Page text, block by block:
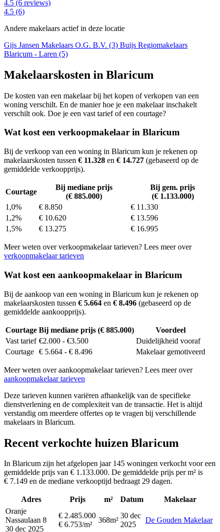
4.5 (6 reviews)
4.5 (6)
Andere makelaars actief in deze locatie
Gijs Jansen Makelaars O.G. B.V. (3) Buijs Regiomakelaars
Blaricum - Laren (5)
Makelaarskosten in Blaricum
De kosten van een makelaar bij het kopen of verkopen van een
woning verschilt. En de manier hoe je een makelaar inschakelt
verschilt ook. Doe je een vast tarief of een courtage?
Wat kost een verkoopmakelaar in Blaricum
Bij de verkoop van een woning in Blaricum kun je rekenen op
makelaarskosten tussen € 11.328 en € 14.727 (gebaseerd op de
gemiddelde verkoopprijs).
Courtage
Bij mediane prijs
(€ 885.000)
Bij gem. prijs
(€ 1.133.000)
1,0%
€ 8.850
€ 11.330
1,2%
€ 10.620
€ 13.596
1,5%
€ 13.275 € 16.995
Meer weten over verkoopmakelaar tarieven? Lees meer over
verkoopmakelaar tarieven
Wat kost een aankoopmakelaar in Blaricum
Bij de aankoop van een woning in Blaricum kun je rekenen op
makelaarskosten tussen € 5.664 en € 8.496 (gebaseerd op de
gemiddelde aankoopprijs).
Courtage Bij mediane prijs (€ 885.000)
Voordeel
Vast tarief €2.000 - €3.500
Duidelijkheid vooraf
Courtage € 5.664 - € 8.496 Makelaar gemotiveerd
Meer weten over aankoopmakelaar tarieven? Lees meer over
aankoopmakelaar tarieven
Deze tarieven kunnen variëren afhankelijk van de specifieke
dienstverlening en de complexiteit van de transactie. Het is altijd
verstandig om meerdere offertes op te vragen bij verschillende
makelaars in Blaricum.
Recent verkochte huizen Blaricum
In Blaricum zijn het afgelopen jaar 145 woningen verkocht voor een
gemiddelde prijs van € 1.133.000. De gemiddelde prijs per m² is
€ 7.149 en de mediane verkooptijd bedraagt 29 dagen.
Adres Prijs m² Datum
Makelaar
Oranje
Nassaulaan 8
30 dec 2025
€ 2.485.000
€ 6.753/m²
368m²
30 dec
2025
De Gouden Makelaar